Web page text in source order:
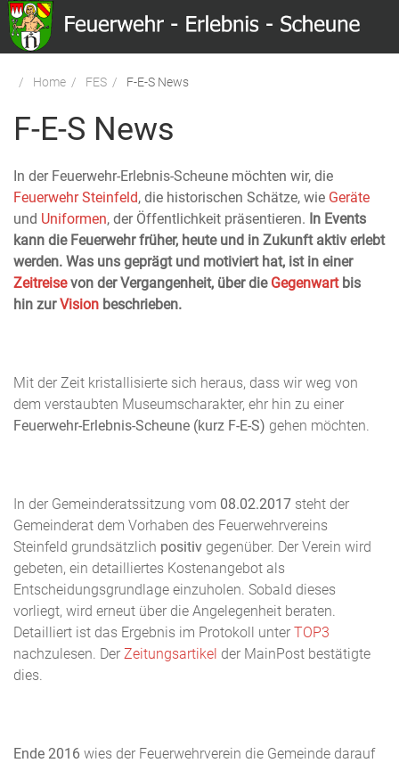
Menu
Home FES F-E-S News
F-E-S News
In der Feuerwehr-Erlebnis-Scheune möchten wir, die
Feuerwehr Steinfeld, die historischen Schätze, wie Geräte
und Uniformen, der Öffentlichkeit präsentieren. In Events
kann die Feuerwehr früher, heute und in Zukunft aktiv erlebt
werden. Was uns geprägt und motiviert hat, ist in einer
Zeitreisevon der Vergangenheit, über die Gegenwart bis
hin zurVision beschrieben.
Mit der Zeit kristallisierte sich heraus, dass wir weg von
dem verstaubten Museumscharakter, ehr hin zu einer
Feuerwehr-Erlebnis-Scheune (kurz F-E-S) gehen möchten.
In der Gemeinderatssitzung vom 08.02.2017 steht der
Gemeinderat dem Vorhaben des Feuerwehrvereins
Steinfeld grundsätzlich positiv gegenüber. Der Verein wird
gebeten, ein detailliertes Kostenangebot als
Entscheidungsgrundlage einzuholen. Sobald dieses
vorliegt, wird erneut über die Angelegenheit beraten.
Detailliert ist das Ergebnis im Protokoll unter TOP3
nachzulesen. Der Zeitungsartikel der MainPost bestätigte
dies.
Ende 2016 wies der Feuerwehrverein die Gemeinde darauf